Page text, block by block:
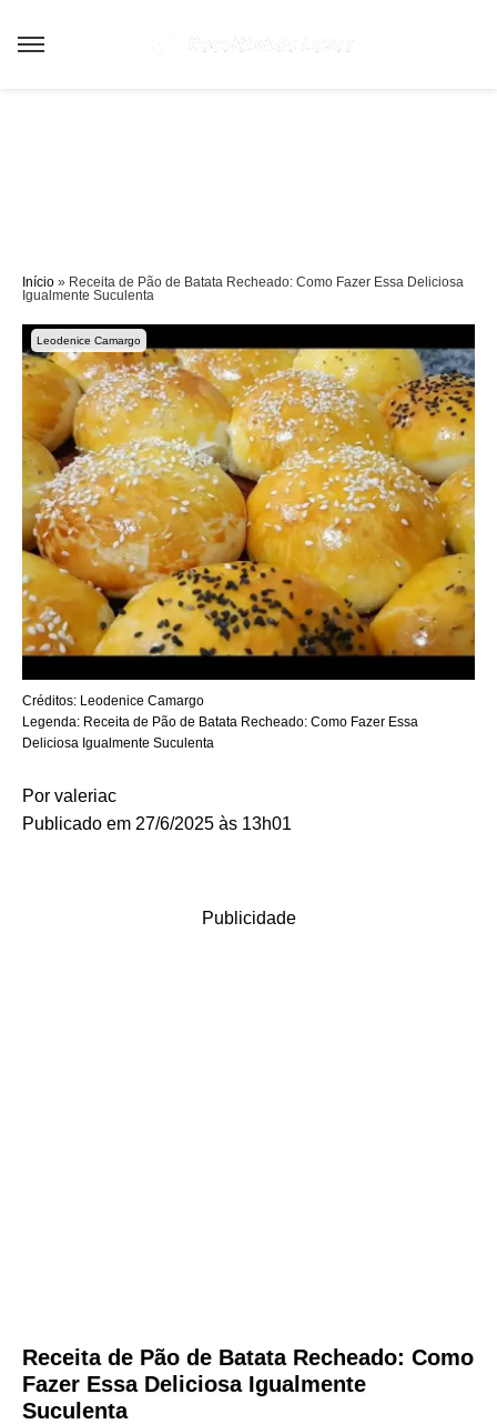
Início » Receita de Pão de Batata Recheado: Como Fazer Essa Deliciosa
Igualmente Suculenta
Leodenice Camargo
Créditos: Leodenice Camargo
Legenda: Receita de Pão de Batata Recheado: Como Fazer Essa
Deliciosa Igualmente Suculenta
Por valeriac
Publicado em 27/6/2025 às 13h01
Publicidade
Receita de Pão de Batata Recheado: Como
Fazer Essa Deliciosa Igualmente
Suculenta